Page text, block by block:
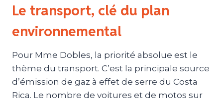
Le transport, clé du plan
environnemental
Pour Mme Dobles, la priorité absolue est le
thème du transport. C’est la principale source
d’émission de gaz à effet de serre du Costa
Rica. Le nombre de voitures et de motos sur